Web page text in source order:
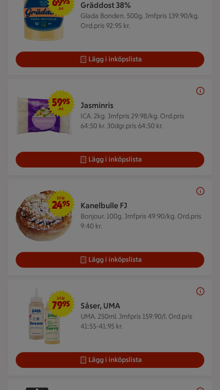
Gräddost 38%
Glada Bonden. 500g. Jmfpris 139:90/kg.
Ord.pris 92:95 kr.
/st
Lägg i inköpslista
Jasminris
ICA. 2kg. Jmfpris 29:98/kg. Ord.pris
64:50 kr. 30dgr.pris 64:50 kr.
59,95 kr/st
5995
/st
Lägg i inköpslista
Kanelbulle FJ
Bonjour. 100g. Jmfpris 49:90/kg. Ord.pris
9:40 kr.
5 för 24,95 kr
5 för
2495
Lägg i inköpslista
Såser, UMA
UMA. 250ml. Jmfpris 159:90/l. Ord.pris
41:55-41:95 kr.
2 för 79,95 kr
2 för
7995
Lägg i inköpslista